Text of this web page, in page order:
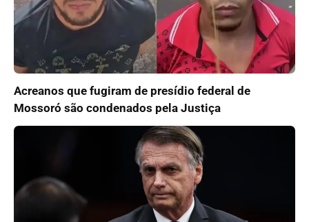
Acreanos que fugiram de presídio federal de
Mossoró são condenados pela Justiça